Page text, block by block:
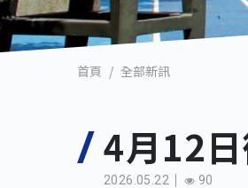
首頁 全部新訊
4月12
2026.05.22 90